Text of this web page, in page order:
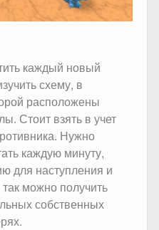
каждый новый
схему, в
расположены
Стоит взять в учет
Нужно
каждую минуту,
для наступления и
можно получить
собственных